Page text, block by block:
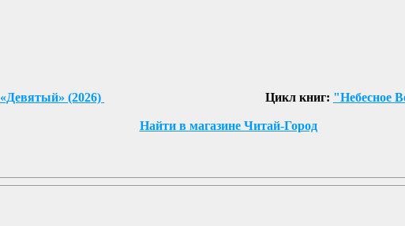
«Девятый» (2026) Цикл книг: "Небесное
Найти в магазине Читай-Город